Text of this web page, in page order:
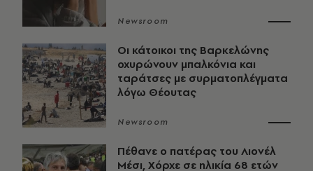
Newsroom
Οι κάτοικοι της Βαρκελώνης
οχυρώνουν μπαλκόνια και
ταράτσες με συρματοπλέγματα
λόγω Θέουτας
Newsroom
Πέθανε ο πατέρας του Λιονέλ
Μέσι, Χόρχε σε ηλικία 68 ετών